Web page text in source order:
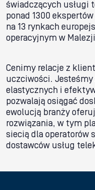
świadczących usługi
ponad 1300
na 13 rynkach
operacyjnym w
Cenimy relacje z
uczciwości. Jesteśmy
elastycznych i
pozwalają osiągać
ewolucją branży
rozwiązania, w tym
siecią dla operatorów
dostawców usług